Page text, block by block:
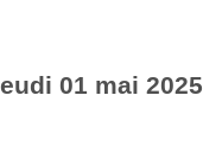
01 mai 2025